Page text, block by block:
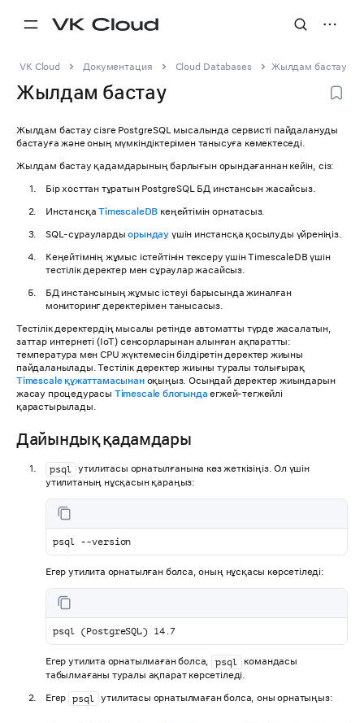
VK Cloud Документация Cloud Databases Жылдам бастау
Жылдам бастау
Жылдам бастау сізге PostgreSQL мысалында сервисті пайдалануды
бастауға және оның мүмкіндіктерімен танысуға көмектеседі.
Жылдам бастау қадамдарының барлығын орындағаннан кейін, сіз:
Бір хосттан тұратын PostgreSQL БД инстансын жасайсыз.
ИнстансқаTimescaleDB кеңейтімін орнатасыз.
SQL-сұраулардыорындау үшін инстансқа қосылуды үйреніңіз.
Кеңейтімнің жұмыс істейтінін тексеру үшін TimescaleDB үшін
тестілік деректер мен сұраулар жасайсыз.
БД инстансының жұмыс істеуі барысында жиналған
мониторинг деректерімен танысасыз.
Тестілік деректердің мысалы ретінде автоматты түрде жасалатын,
заттар интернеті (IoT) сенсорларынан алынған ақпаратты:
температура мен CPU жүктемесін білдіретін деректер жиыны
пайдаланылады. Тестілік деректер жиыны туралы толығырақ
Timescale құжаттамасынаноқыңыз. Осындай деректер жиындарын
жасау процедурасы Timescale блогында егжей-тегжейлі
қарастырылады.
Дайындық қадамдары
psql утилитасы орнатылғанына көз жеткізіңіз. Ол үшін
утилитаның нұсқасын қараңыз:
psql --version
Егер утилита орнатылған болса, оның нұсқасы көрсетіледі:
psql (PostgreSQL) 14.7
Егер утилита орнатылмаған болса, psql
командасы
табылмағаны туралы ақпарат көрсетіледі.
Егер psql утилитасы орнатылмаған болса, оны орнатыңыз: